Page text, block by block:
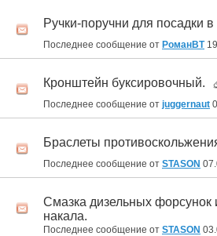
Ручки-поручни для посадки в
Последнее сообщение от РоманВТ
Кронштейн буксировочный.
Последнее сообщение от juggernaut
Браслеты
Последнее сообщение от STASON
Смазка дизельных форсунок
накала.
Последнее сообщение от STASON